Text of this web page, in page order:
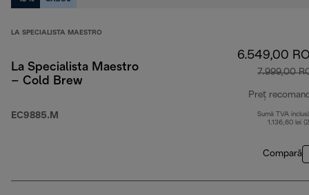
LA SPECIALISTA MAESTRO
La Specialista Maestro
– Cold Brew
EC9885.M
6.549,00
7.999,00
Preț
Sumă TVA
1.136,60 lei
Compară